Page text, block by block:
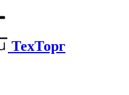
ТехТорг